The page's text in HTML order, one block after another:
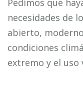
Pedimos que
necesidades de
abierto,
condiciones
extremo y el uso